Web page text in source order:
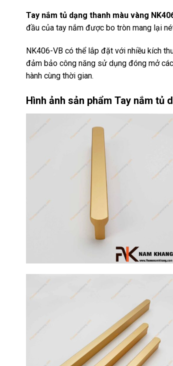
Tay nắm tủ dạng thanh màu vàng
đầu của tay nắm được bo tròn mang lại
NK406-VB có thể lắp đặt với nhiều kích
đảm bảo công năng sử dụng đóng mở
hành cùng thời gian.
Hình ảnh sản phẩm Tay nắm tủ